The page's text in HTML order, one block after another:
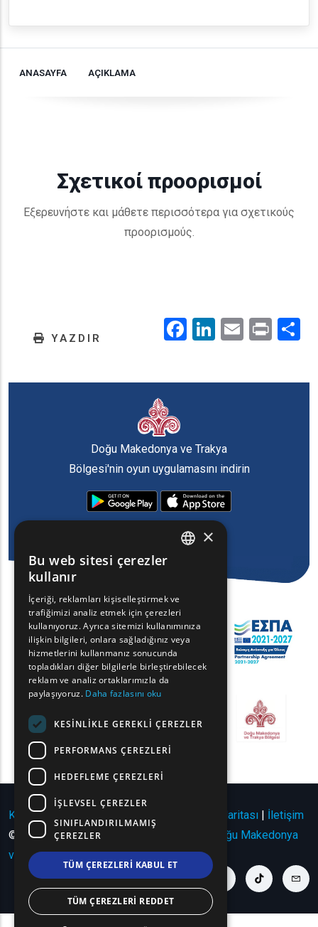
ANASAYFA AÇIKLAMA
Σχετικοί προορισμοί
Εξερευνήστε και μάθετε περισσότερα για σχετικούς
προορισμούς.
YAZDIR Facebook
LinkedIn
EmailPrint
Doğu Makedonya ve Trakya
Bölgesi'nin oyun uygulamasını indirin
Kullanım Koşulları | Gizlilik Politikası Site Haritası | İletişim
© Telif Hakkı 2024 - Tüm Hakları Saklıdır
Doğu Makedonya
ve Trakya Bölgesi.
youtube linkfacebook linktwitter linklinkedin linkinstagram link
tiktok link
FRENCH
BULGARIAN
GERMAN
×
Bu web sitesi çerezler
kullanır
İçeriği, reklamları kişiselleştirmek ve
trafiğimizi analiz etmek için çerezleri
kullanıyoruz. Ayrıca sitemizi kullanımınıza
ilişkin bilgileri, onlara sağladığınız veya
hizmetlerini kullanmanız sonucunda
topladıkları diğer bilgilerle birleştirebilecek
reklam ve analiz ortaklarımızla da
paylaşıyoruz. Daha fazlasını oku
KESINLIKLE GEREKLI ÇEREZLER
PERFORMANS ÇEREZLERI
HEDEFLEME ÇEREZLERI
İŞLEVSEL ÇEREZLER
SINIFLANDIRILMAMIŞ
ÇEREZLER
TÜM ÇEREZLERI KABUL ET
TÜM ÇEREZLERI REDDET